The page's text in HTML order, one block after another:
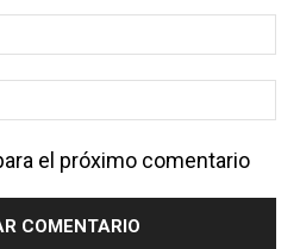
el próximo comentario